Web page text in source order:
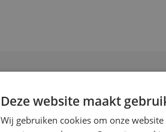
Deze website maakt
Wij gebruiken cookies om onze